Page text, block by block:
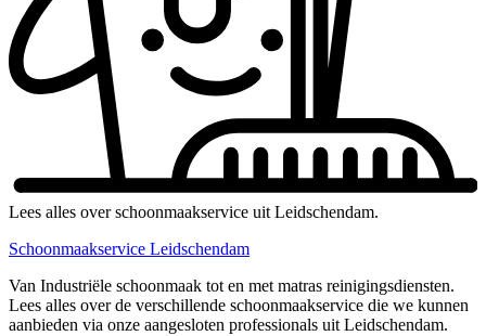
Lees alles over schoonmaakservice uit Leidschendam.
Schoonmaakservice Leidschendam
Van Industriële schoonmaak tot en met matras reinigingsdiensten.
Lees alles over de verschillende schoonmaakservice die we kunnen
aanbieden via onze aangesloten professionals uit Leidschendam.